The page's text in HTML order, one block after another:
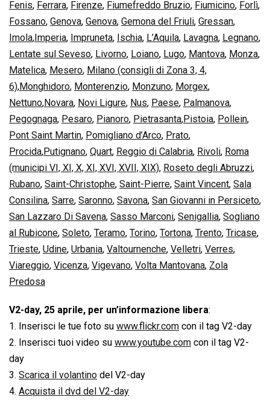
Fenis, Ferrara, Firenze, Fiumefreddo Bruzio, Fiumicino, Forlì,
Fossano, Genova, Genova, Gemona del Friuli, Gressan,
Imola, Imperia, Impruneta, Ischia, L’Aquila, Lavagna, Legnano,
Lentate sul Seveso, Livorno, Loiano, Lugo, Mantova, Monza,
Matelica, Mesero, Milano (consigli di Zona 3, 4,
6),Monghidoro, Monterenzio, Monzuno, Morgex,
Nettuno,Novara, Novi Ligure, Nus, Paese, Palmanova,
Pegognaga, Pesaro, Pianoro, Pietrasanta,Pistoia, Pollein,
Pont Saint Martin, Pomigliano d’Arco, Prato,
Procida,Putignano, Quart, Reggio di Calabria, Rivoli, Roma
(municipi VI, XI, X, XI, XVI, XVII, XIX), Roseto degli Abruzzi,
Rubano, Saint-Christophe, Saint-Pierre, Saint Vincent, Sala
Consilina, Sarre, Saronno, Savona, San Giovanni in Persiceto,
San Lazzaro Di Savena, Sasso Marconi, Senigallia, Sogliano
al Rubicone, Soleto, Teramo, Torino, Tortona, Trento, Tricase,
Trieste, Udine, Urbania, Valtournenche, Velletri, Verres,
Viareggio, Vicenza, Vigevano, Volta Mantovana, Zola
Predosa
V2-day, 25 aprile, per un’informazione libera:
1. Inserisci le tue foto su www.flickr.com con il tag V2-day
2. Inserisci tuoi video su www.youtube.com con il tag V2-
day
3. Scarica il volantino del V2-day
4. Acquista il dvd del V2-day